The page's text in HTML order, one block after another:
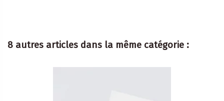
8 autres articles dans la même catégorie :